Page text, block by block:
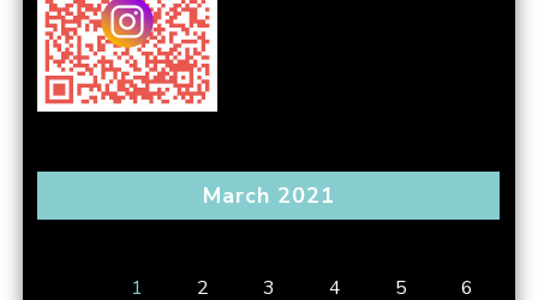
March 2021
1
2 3 4 5 6